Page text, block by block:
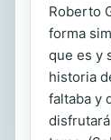
Roberto
forma
que es y
historia
faltaba y